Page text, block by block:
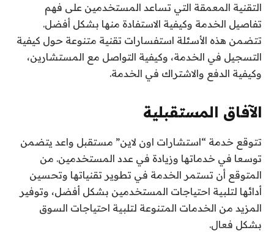
التقنية المعمقة التي تساعد المستخدمين على فهم
تفاصيل الخدمة وكيفية الاستفادة منها بشكل أفضل.
تتضمن هذه الأسئلة استفسارات تقنية متنوعة حول كيفية
التسجيل في الخدمة، وكيفية التواصل مع المستشارين،
وكيفية الدفع والاشتراك في الخدمة.
الآفاق المستقبلية
تتوقع خدمة “استشارات اون لاين” مستقبل واعد يتضمن
توسعا في خدماتها وزيادة في عدد المستخدمين. من
المتوقع أن تستمر الخدمة في تطوير تقنياتها وتحسين
أدائها لتلبية احتياجات المستخدمين بشكل أفضل، وتوفير
المزيد من الخدمات المتنوعة لتلبية احتياجات السوق
بشكل فعال.